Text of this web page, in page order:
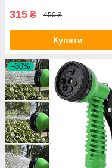
315 ₴ 450 ₴
Купити
–30%